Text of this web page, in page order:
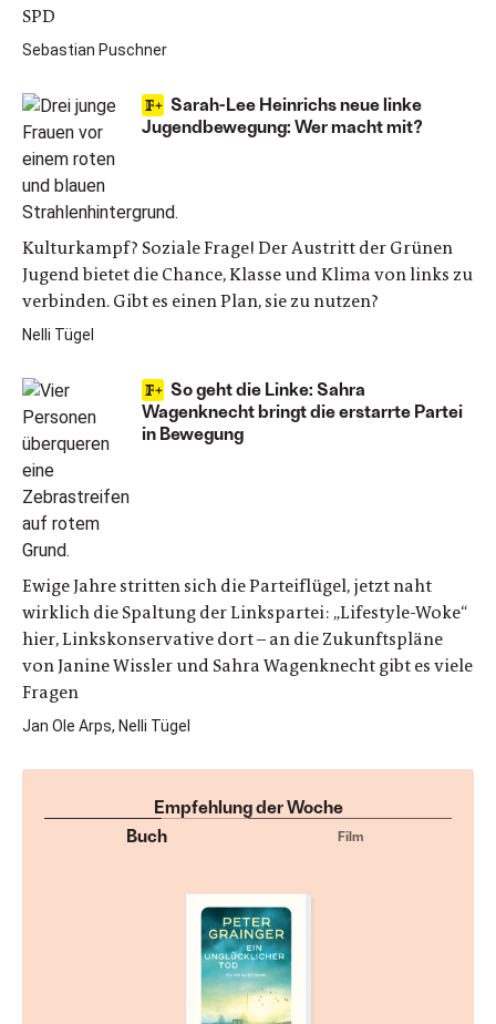
SPD
Sebastian Puschner
Sarah-Lee Heinrichs neue linke
Jugendbewegung: Wer macht mit?
Kulturkampf? Soziale Frage! Der Austritt der Grünen
Jugend bietet die Chance, Klasse und Klima von links zu
verbinden. Gibt es einen Plan, sie zu nutzen?
Nelli Tügel
So geht die Linke: Sahra
Wagenknecht bringt die erstarrte Partei
in Bewegung
Ewige Jahre stritten sich die Parteiflügel, jetzt naht
wirklich die Spaltung der Linkspartei: „Lifestyle-Woke“
hier, Linkskonservative dort – an die Zukunftspläne
von Janine Wissler und Sahra Wagenknecht gibt es viele
Fragen
Jan Ole Arps, Nelli Tügel
Empfehlung der Woche
Buch
Film